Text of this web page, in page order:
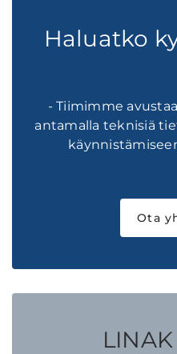
Haluatko
- Tiimimme
antamalla teknisiä
Ota